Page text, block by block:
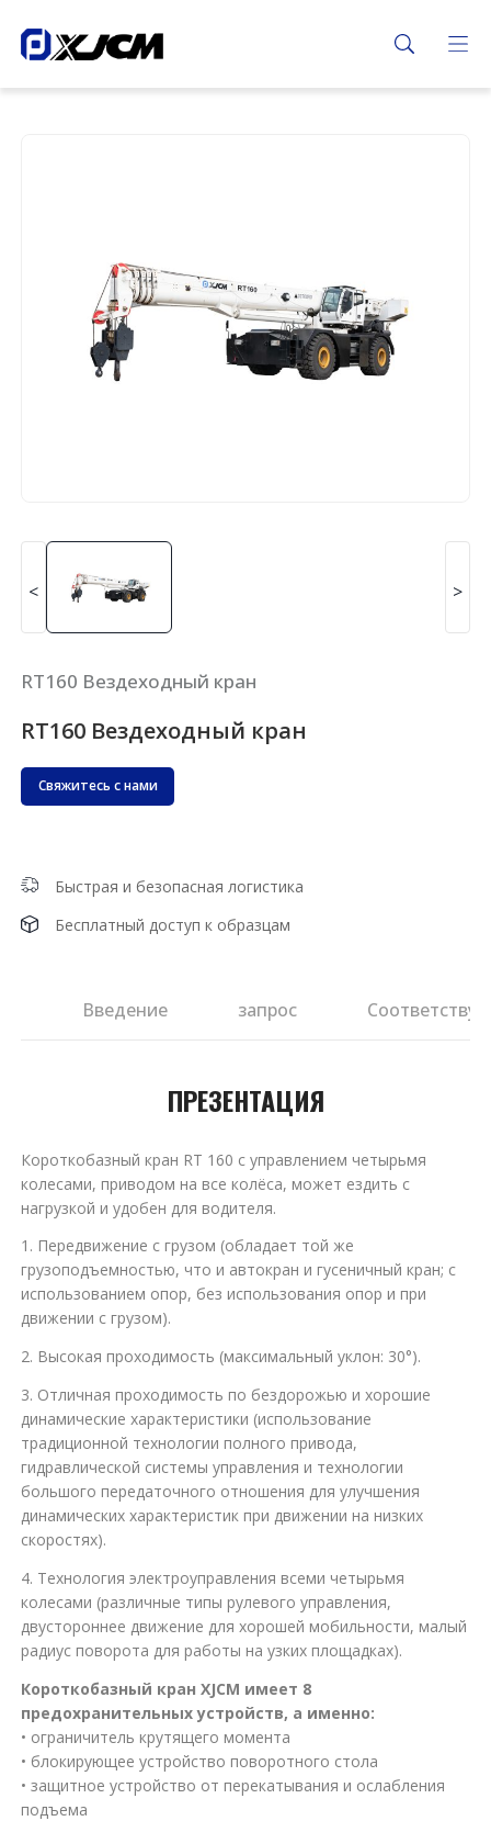
< >
RT160 Вездеходный кран
RT160 Вездеходный кран
Свяжитесь с нами
Быстрая и безопасная логистика
Бесплатный доступ к образцам
Введение запрос
ПРЕЗЕНТАЦИЯ
Короткобазный кран RT 160 с управлением четырьмя
колесами, приводом на все колёса, может ездить с
нагрузкой и удобен для водителя.
1. Передвижение с грузом (обладает той же
грузоподъемностью, что и автокран и гусеничный кран; с
использованием опор, без использования опор и при
движении с грузом).
2. Высокая проходимость (максимальный уклон: 30°).
3. Отличная проходимость по бездорожью и хорошие
динамические характеристики (использование
традиционной технологии полного привода,
гидравлической системы управления и технологии
большого передаточного отношения для улучшения
динамических характеристик при движении на низких
скоростях).
4. Технология электроуправления всеми четырьмя
колесами (различные типы рулевого управления,
двустороннее движение для хорошей мобильности, малый
радиус поворота для работы на узких площадках).
Короткобазный кран XJCM имеет 8
предохранительных устройств, а именно:
• ограничитель крутящего момента
• блокирующее устройство поворотного стола
• защитное устройство от перекатывания и ослабления
подъема